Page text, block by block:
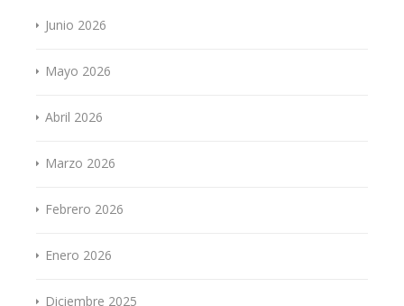
Junio 2026
Mayo 2026
Abril 2026
Marzo 2026
Febrero 2026
Enero 2026
Diciembre 2025